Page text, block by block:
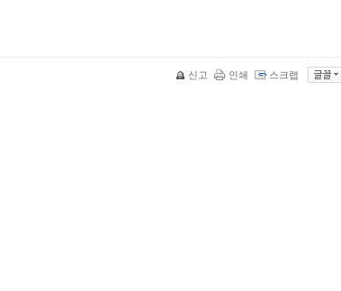
신고 인쇄 스크랩